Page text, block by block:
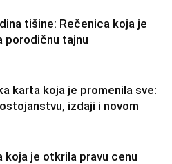
tišine: Rečenica koja je
porodičnu tajnu
karta koja je promenila sve:
izdaji i novom
koja je otkrila pravu cenu